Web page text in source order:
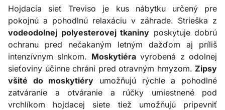
Hojdacia sieť Treviso je kus nábytku určený pre
pokojnú a pohodlnú relaxáciu v záhrade. Strieška z
vodeodolnej polyesterovej tkaniny poskytuje dobrú
ochranu pred nečakaným letným dažďom aj príliš
intenzívnym slnkom. Moskytiéravyrobená z odolnej
sieťoviny účinne chráni pred otravným hmyzom. Zipsy
všité do moskytiéry umožňujú rýchle a pohodlné
zatváranie a otváranie a rúčky umiestnené pod
vrchlíkom hojdacej siete tiež umožňujú pripevniť